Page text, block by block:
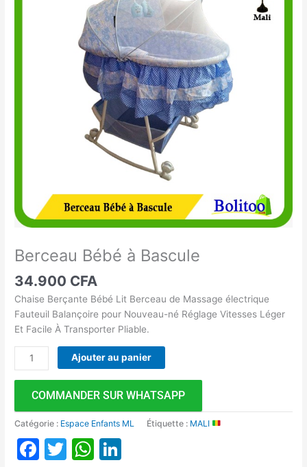
Berceau Bébé à Bascule
34.900 CFA
Chaise Berçante Bébé Lit Berceau de Massage électrique
Fauteuil Balançoire pour Nouveau-né Réglage Vitesses Léger
Et Facile À Transporter Pliable.
Ajouter au panier
COMMANDER SUR WHATSAPP
Catégorie : Espace Enfants ML Étiquette : MALI
Facebook
TwitterWhatsApp